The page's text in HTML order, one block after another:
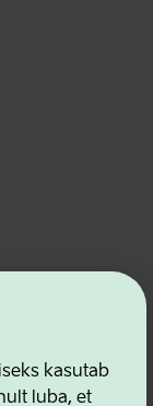
kasutab
luba, et